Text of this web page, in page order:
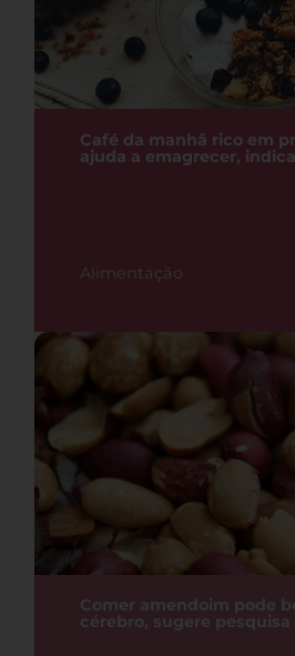
Café da manhã rico em
ajuda a emagrecer,
Alimentação
Comer amendoim pode
cérebro, sugere pesquisa